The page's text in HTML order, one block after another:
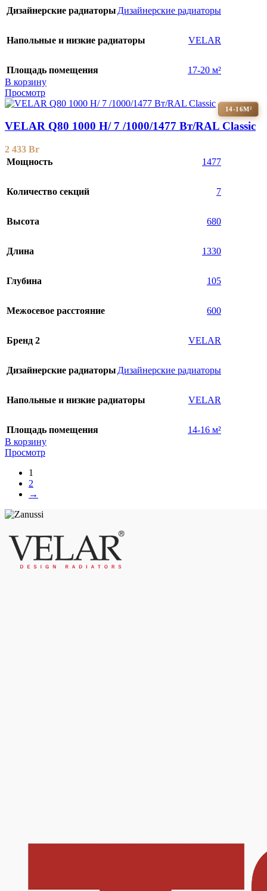
Дизайнерские радиаторы Дизайнерские радиаторы
Напольные и низкие радиаторы VELAR
Площадь помещения
17-20 м²
В корзину
Просмотр
14-16М²
VELAR Q80 1000 H/ 7 /1000/1477 Вт/RAL Classic
2 433 Br
Мощность
1477
Количество секций 7
Высота 680
Длина 1330
Глубина 105
Межосевое расстояние 600
Бренд 2 VELAR
Дизайнерские радиаторы Дизайнерские радиаторы
Напольные и низкие радиаторы VELAR
Площадь помещения
14-16 м²
В корзину
Просмотр
1
2
→